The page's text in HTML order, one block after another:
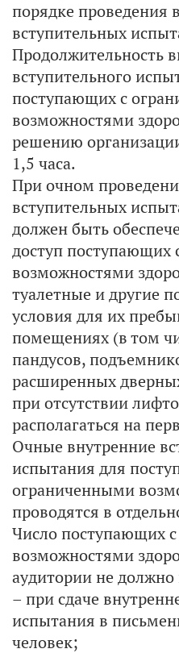
порядке проведения
вступительных
Продолжительность
вступительного
поступающих с
возможностями
решению
1,5 часа.
При очном
вступительных
должен быть
доступ поступающих
возможностями
туалетные и другие
условия для их
помещениях (в том
пандусов,
расширенных
при отсутствии
располагаться на
Очные внутренние
испытания для
ограниченными
проводятся в
Число поступающих
возможностями
аудитории не
– при сдаче
испытания в
человек;